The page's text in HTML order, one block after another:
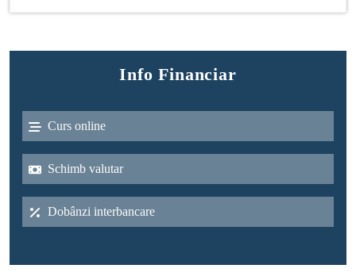
Info Financiar
Curs online
Schimb valutar
Dobânzi interbancare